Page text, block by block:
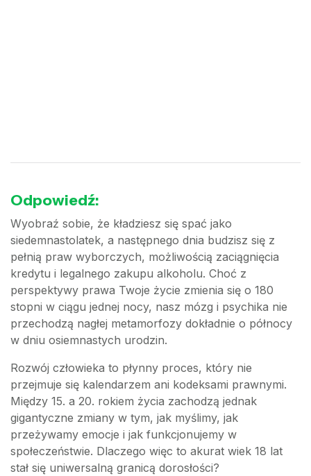
Odpowiedź:
Wyobraź sobie, że kładziesz się spać jako
siedemnastolatek, a następnego dnia budzisz się z
pełnią praw wyborczych, możliwością zaciągnięcia
kredytu i legalnego zakupu alkoholu. Choć z
perspektywy prawa Twoje życie zmienia się o 180
stopni w ciągu jednej nocy, nasz mózg i psychika nie
przechodzą nagłej metamorfozy dokładnie o północy
w dniu osiemnastych urodzin.
Rozwój człowieka to płynny proces, który nie
przejmuje się kalendarzem ani kodeksami prawnymi.
Między 15. a 20. rokiem życia zachodzą jednak
gigantyczne zmiany w tym, jak myślimy, jak
przeżywamy emocje i jak funkcjonujemy w
społeczeństwie. Dlaczego więc to akurat wiek 18 lat
stał się uniwersalną granicą dorosłości?